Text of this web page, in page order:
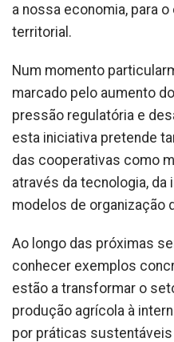
a nossa economia, para
territorial.
Num momento
marcado pelo aumento
pressão regulatória e
esta iniciativa pretende
das cooperativas como
através da tecnologia, da
modelos de organização
Ao longo das próximas
conhecer exemplos
estão a transformar o
produção agrícola à
por práticas